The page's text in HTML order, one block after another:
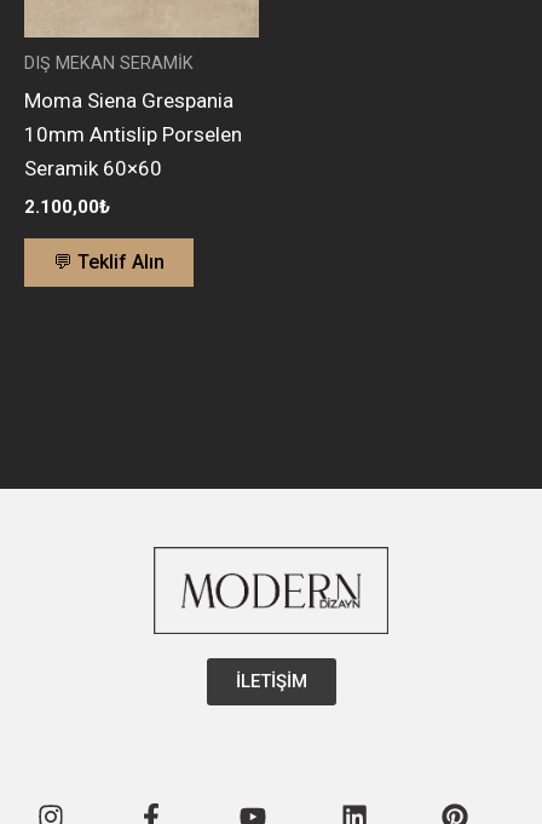
DIŞ MEKAN SERAMİK
Moma Siena Grespania
10mm Antislip Porselen
Seramik 60×60
2.100,00₺
💬 Teklif Alın
İLETİŞİM